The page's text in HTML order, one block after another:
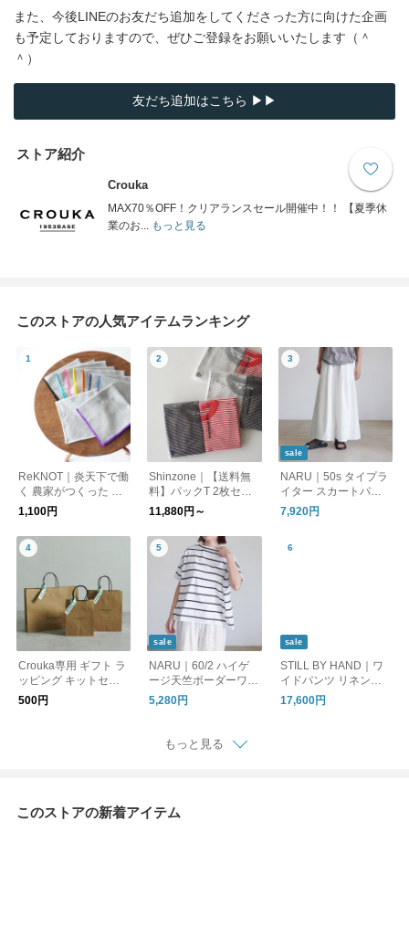
また、今後LINEのお友だち追加をしてくださった方に向けた企画
も予定しておりますので、ぜひご登録をお願いいたします（＾
＾）
友だち追加はこちら ▶▶
ストア紹介
Crouka
MAX70％OFF！クリアランスセール開催中！！ 【夏季休
業のお...もっと見る
このストアの人気アイテムランキング
ReKNOT｜炎天下で働
く 農家がつくった 手
ぬぐい ハンカチ MFS
2610 リノット ギフト
1,100円
Shinzone｜【送料無
料】パックT 2枚セッ
ト ショートスリーブ T
シャツ 無地 ボーダー
半袖Tシャツ PACK TE
E 20SMSCU66 26SM
SCU17 シンゾーン
【CROUKA別注】
11,880円～
sale
NARU｜50s タイプラ
イター スカートパン
ツ ワイドパンツ イー
ジーパンツ 661905 ナ
7,920円
Crouka専用 ギフト ラ
ッピング キットセッ
ト プレゼント 贈り物
Gift Wrapping クロー
500円
sale
NARU｜60/2 ハイゲ
ージ天竺ボーダーワイ
ドTシャツ カットソー
667205BF ナル
5,280円
sale
STILL BY HAND｜ワ
イドパンツ リネンパ
ンツ タックパンツ PT
01262WM スティルバ
17,600円
もっと見る
このストアの新着アイテム